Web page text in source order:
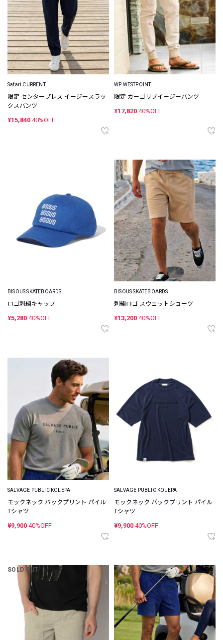
Safari CURRENT
限定 センタープレス イージースラッ
クスパンツ
¥15,840 40%OFF
WP WESTPOINT
限定 カーゴリブイージーパンツ
¥17,820 40%OFF
BISOUS SKATEBOARDS
ロゴ刺繍キャップ
¥5,280 40%OFF
BISOUS SKATEBOARDS
刺繍ロゴ スウェットショーツ
¥13,200 40%OFF
SALVAGE PUBLIC KOLEPA
モックネック バックプリント パイル
Tシャツ
¥9,900 40%OFF
SALVAGE PUBLIC KOLEPA
モックネック バックプリント パイル
Tシャツ
¥9,900 40%OFF
SOLD OUT